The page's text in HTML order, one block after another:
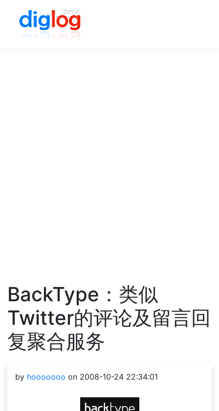
BackType：类似
Twitter的评论及留言回
复聚合服务
by hooooooo on 2008-10-24 22:34:01